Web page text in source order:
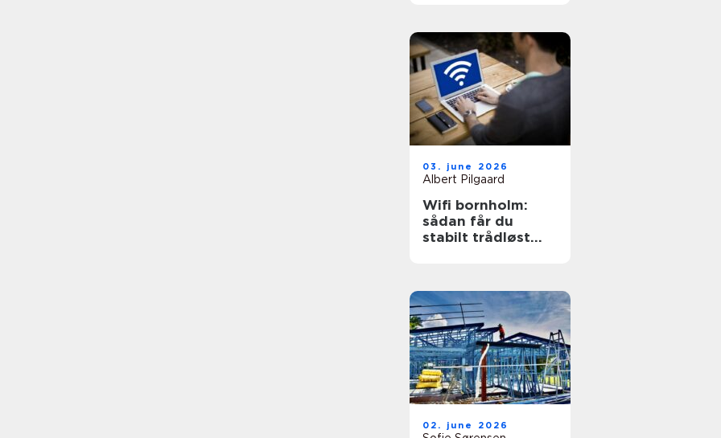
03. june 2026
Albert Pilgaard
Wifi bornholm:
sådan får du
stabilt trådløst
02. june 2026